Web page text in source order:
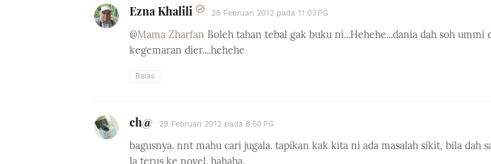
Ezna Khalili 28 Februari 2012 pada 11:03 PG
@Mama Zharfan Boleh tahan tebal gak buku ni...Hehehe...dania dah soh
kegemaran dier....hehehe
Balas
ch@ 29 Februari 2012 pada 8:50 PG
bagusnya. nnt mahu cari jugala. tapikan kak kita ni ada masalah sikit, bila dah
la terus ke novel. hahaha.